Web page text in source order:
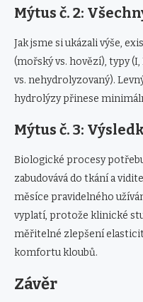
Mýtus č. 2:
Jak jsme si ukázali výše,
(mořský vs. hovězí), typy
vs. nehydrolyzovaný).
hydrolýzy přinese
Mýtus č. 3:
Biologické procesy
zabudovává do tkání a
měsíce pravidelného
vyplatí, protože klinické
měřitelné zlepšení
komfortu kloubů.
Závěr